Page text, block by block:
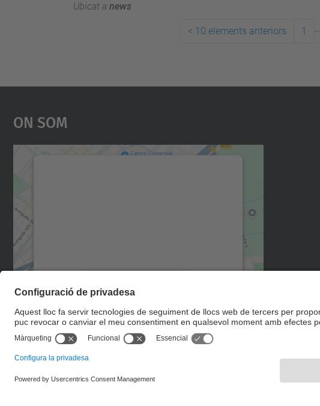
Ubicat a news
< 10 elements anteriors 1
On Som
Accepta
powered by Usercentrics Consent
Management Platform
© UPCEscola d'Enginyeria de Telecomunicació i Aeroespacial de